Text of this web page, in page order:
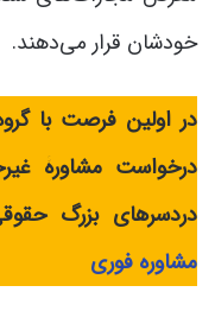
خودشان قرار می‌دهند.
در اولین فرصت با
درخواست مشاورۀ
دردسرهای بزرگ
مشاوره فوری